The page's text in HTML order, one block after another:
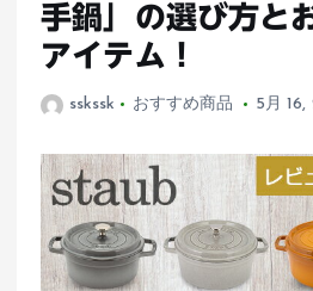
手鍋」の選び方と
アイテム！
sskssk おすすめ商品 5月 16,